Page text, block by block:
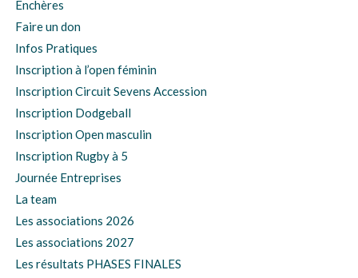
Enchères
Faire un don
Infos Pratiques
Inscription à l’open féminin
Inscription Circuit Sevens Accession
Inscription Dodgeball
Inscription Open masculin
Inscription Rugby à 5
Journée Entreprises
La team
Les associations 2026
Les associations 2027
Les résultats PHASES FINALES